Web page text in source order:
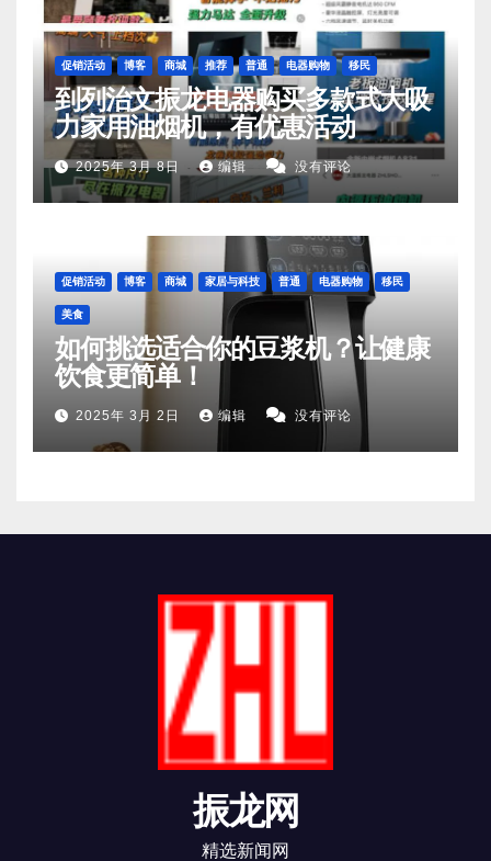
促销活动 博客 商城 推荐 普通 电器购物 移民
到列治文振龙电器购买多款式大吸
力家用油烟机，有优惠活动
2025年 3月 8日 编辑 没有评论
促销活动 博客 商城 家居与科技 普通 电器购物 移民
美食
如何挑选适合你的豆浆机？让健康
饮食更简单！
2025年 3月 2日 编辑 没有评论
振龙网
精选新闻网